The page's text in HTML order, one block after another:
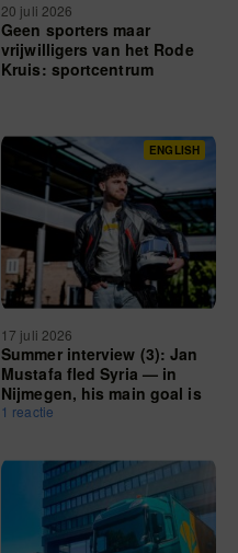
20 juli 2026
Geen sporters maar
vrijwilligers van het Rode
Kruis: sportcentrum
ENGLISH
17 juli 2026
Summer interview (3): Jan
Mustafa fled Syria — in
Nijmegen, his main goal is
helping others
1 reactie